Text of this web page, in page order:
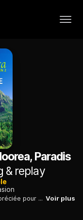
Paradis
& replay
La Polynésie Française est avant tout appréciée pour sa nature sauvage…Sur l’île de Moorea, c’est le plongeur Nicolas Buray qui nous fera découvrir partager sa passion, la nature et la culture locale. Voir plus